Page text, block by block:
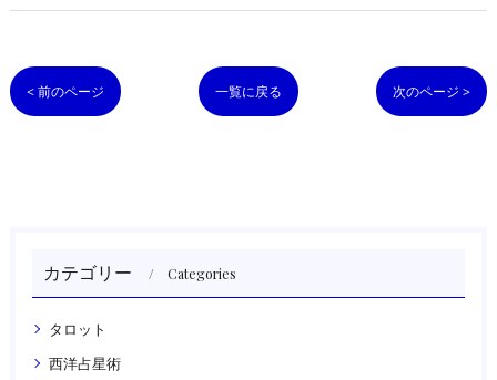
< 前のページ 一覧に戻る 次のページ >
カテゴリー Categories
タロット
西洋占星術